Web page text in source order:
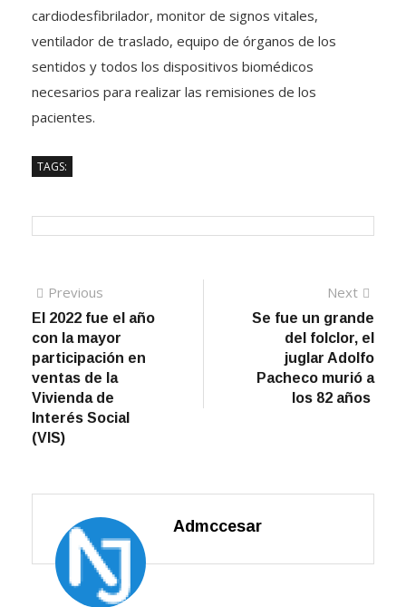
cardiodesfibrilador, monitor de signos vitales,
ventilador de traslado, equipo de órganos de los
sentidos y todos los dispositivos biomédicos
necesarios para realizar las remisiones de los
pacientes.
TAGS:
Navegación
de
entradas
Previous
post:
El 2022 fue el año
con la mayor
participación en
ventas de la
Vivienda de
Interés Social
(VIS)
Next
Se fue un grande
del folclor, el
juglar Adolfo
Pacheco murió a
los 82 años
Admccesar